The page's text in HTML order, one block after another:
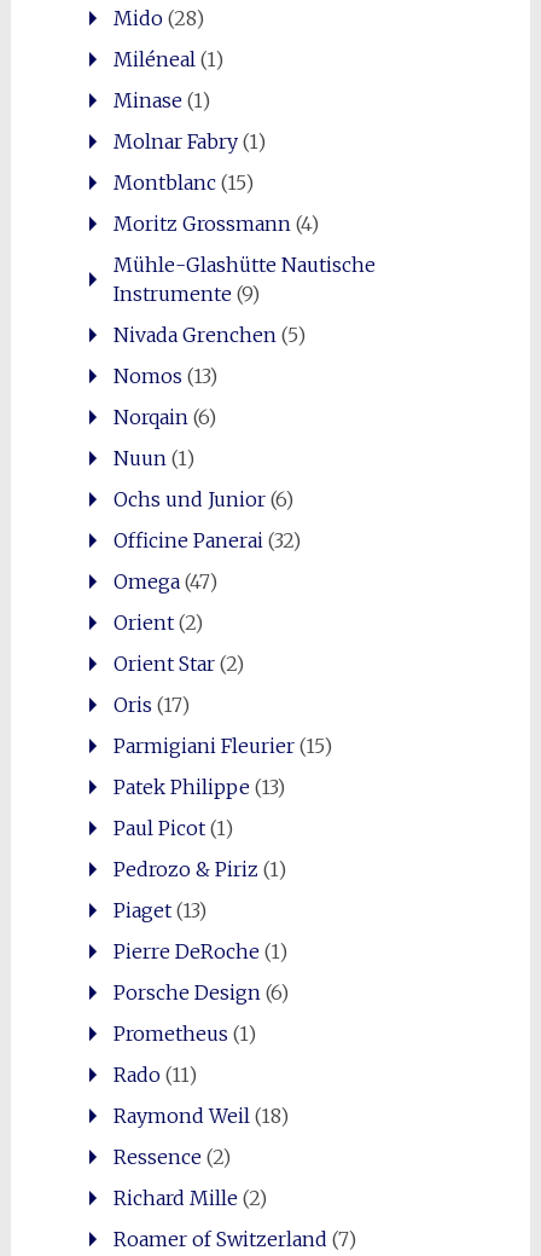
Mido(28)
Miléneal(1)
Minase(1)
Molnar Fabry(1)
Montblanc(15)
Moritz Grossmann(4)
Mühle-Glashütte Nautische
Instrumente(9)
Nivada Grenchen(5)
Nomos (13)
Norqain(6)
Nuun(1)
Ochs und Junior(6)
Officine Panerai(32)
Omega(47)
Orient(2)
Orient Star(2)
Oris (17)
Parmigiani Fleurier(15)
Patek Philippe(13)
Paul Picot(1)
Pedrozo & Piriz (1)
Piaget(13)
Pierre DeRoche(1)
Porsche Design(6)
Prometheus (1)
Rado(11)
Raymond Weil(18)
Ressence(2)
Richard Mille(2)
Roamer of Switzerland (7)